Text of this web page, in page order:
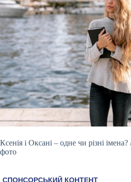
Ксенія і Оксані – одне чи різні
фото